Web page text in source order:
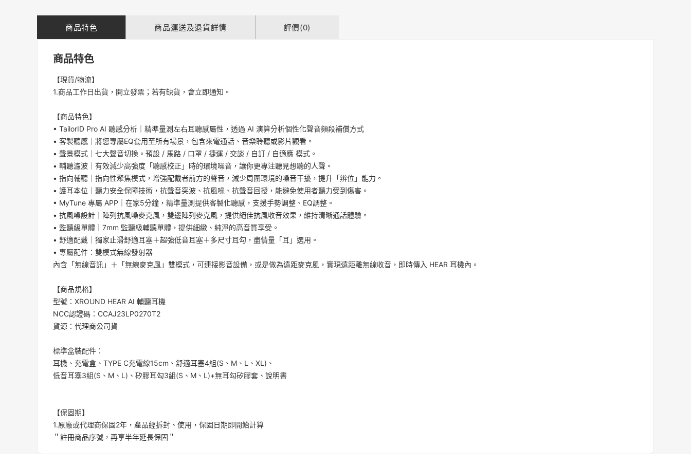
商品特色 商品運送及退貨詳情 評價(0)
商品特色
【現貨/物流】
1.商品工作日出貨，開立發票；若有缺貨，會立即通知。
【商品特色】
• TailorID Pro AI 聽感分析｜精準量測左右耳聽感屬性，透過 AI 演算分析個性化聲音頻段補償方式
• 客製聽感｜將您專屬EQ套用至所有場景，包含來電通話、音樂聆聽或影片觀看。
• 聲景模式｜七大聲音切換。預設 / 馬路 / 口罩 / 捷運 / 交談 / 自訂 / 自適應 模式。
• 輔聽濾波｜有效減少高強度「聽感校正」時的環境噪音，讓你更專注聽見想聽的人聲。
• 指向輔聽｜指向性聚焦模式，增強配戴者前方的聲音，減少周圍環境的噪音干擾，提升「辨位」能力。
• 護耳本位｜聽力安全保障技術，抗聲音突波、抗風噪、抗聲音回授，能避免使用者聽力受到傷害。
• MyTune 專屬 APP｜在家5分鐘，精準量測提供客製化聽感，支援手勢調整、EQ調整。
• 抗風噪設計｜陣列抗風噪麥克風，雙邊陣列麥克風，提供絕佳抗風收音效果，維持清晰通話體驗。
• 監聽級單體｜7mm 監聽級輔聽單體，提供細緻、純淨的高音質享受。
• 舒適配戴｜獨家止滑舒適耳塞＋超強低音耳塞＋多尺寸耳勾，盡情量「耳」選用。
• 專屬配件：雙模式無線發射器
內含「無線音訊」＋「無線麥克風」雙模式，可連接影音設備，或是做為遠距麥克風，實現遠距離無線收音，即時傳入 HEAR 耳機內。
【商品規格】
型號：XROUND HEAR AI 輔聽耳機
NCC認證碼：CCAJ23LP0270T2
貨源：代理商公司貨
標準盒裝配件：
耳機、充電盒、TYPE C充電線15cm、舒適耳塞4組(S、M、L、XL)、
低音耳塞3組(S、M、L)、矽膠耳勾3組(S、M、L)+無耳勾矽膠套、說明書
【保固期】
1.原廠或代理商保固2年，產品經拆封、使用，保固日期即開始計算
＂註冊商品序號，再享半年延長保固＂